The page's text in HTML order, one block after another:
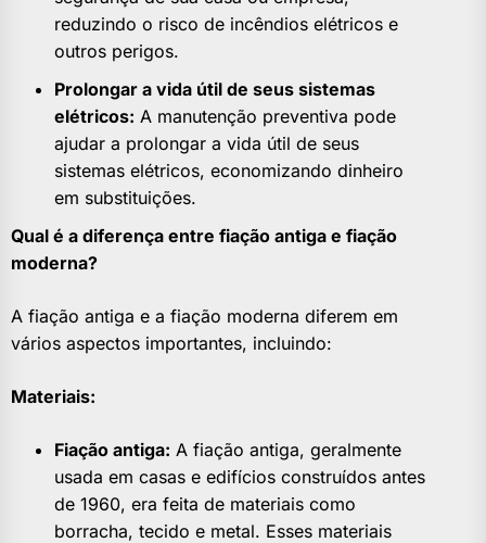
reduzindo o risco de incêndios elétricos e
outros perigos.
Prolongar a vida útil de seus sistemas
elétricos: A manutenção preventiva pode
ajudar a prolongar a vida útil de seus
sistemas elétricos, economizando dinheiro
em substituições.
Qual é a diferença entre fiação antiga e fiação
moderna?
A fiação antiga e a fiação moderna diferem em
vários aspectos importantes, incluindo:
Materiais:
Fiação antiga: A fiação antiga, geralmente
usada em casas e edifícios construídos antes
de 1960, era feita de materiais como
borracha, tecido e metal. Esses materiais